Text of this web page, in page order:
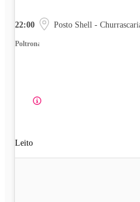
22:00 Posto Shell -
Poltrona
Leito